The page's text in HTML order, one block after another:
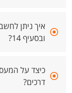
איך ניתן
ובסעיף 14?
כיצד על
דרכים?